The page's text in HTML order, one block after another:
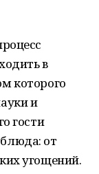
в
которого
и
гости
от
угощений.